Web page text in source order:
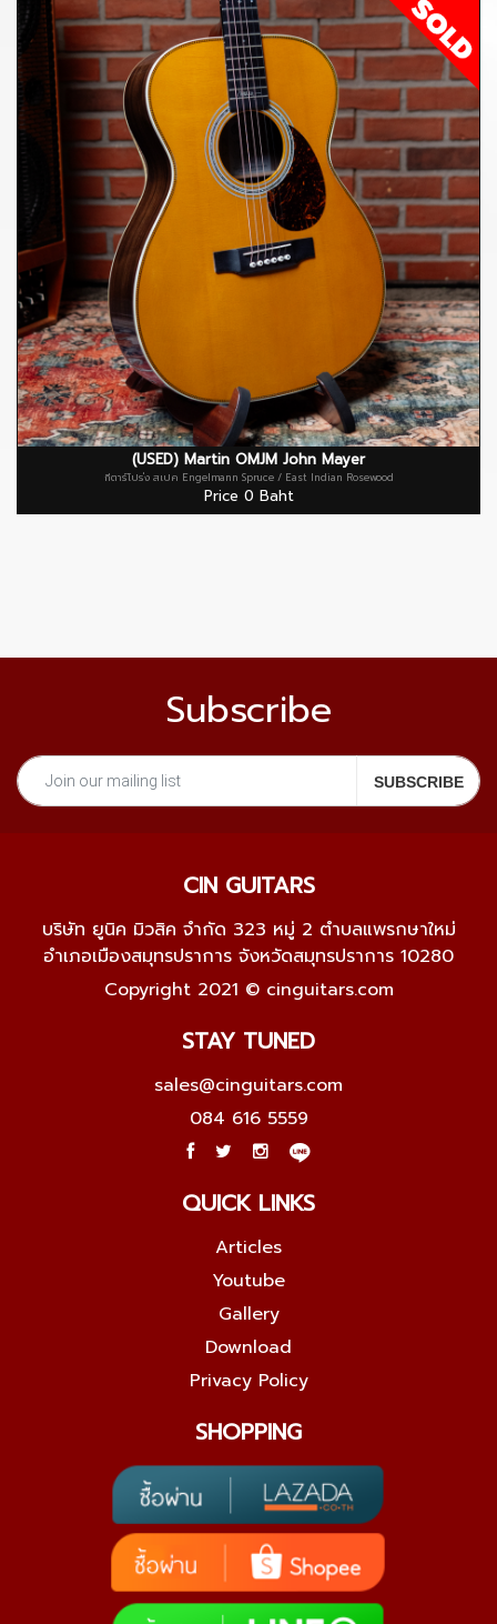
(USED) Martin OMJM John Mayer
กีตาร์โปร่ง สเปค Engelmann Spruce / East Indian Rosewood
Price 0 Baht
Subscribe
CIN GUITARS
บริษัท ยูนิค มิวสิค จำกัด 323 หมู่ 2 ตำบลแพรกษาใหม่
อำเภอเมืองสมุทรปราการ จังหวัดสมุทรปราการ 10280
Copyright 2021 © cinguitars.com
STAY TUNED
sales@cinguitars.com
084 616 5559
QUICK LINKS
Articles
Youtube
Gallery
Download
Privacy Policy
SHOPPING